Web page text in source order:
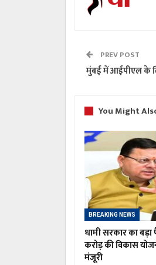
PREV POST
मुंबई में आईपीएल के
You Might
BREAKING NEWS
धामी सरकार का
करोड़ की विकास
मंजूरी